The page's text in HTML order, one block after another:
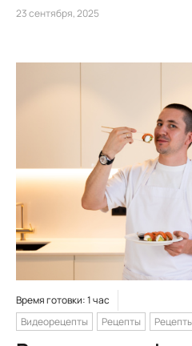
23 сентября, 2025
Время готовки: 1 час
Видеорецепты
Рецепты